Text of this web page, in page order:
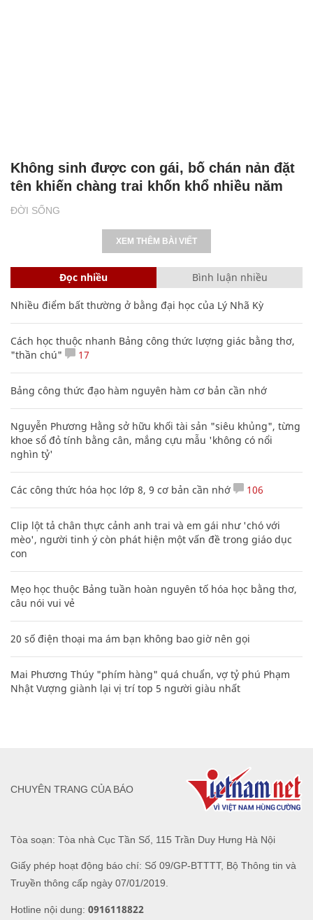
ĐỜI SỐNG
Không sinh được con gái, bố chán nản đặt
tên khiến chàng trai khốn khổ nhiều năm
XEM THÊM BÀI VIẾT
Đọc nhiều Bình luận nhiều
Nhiều điểm bất thường ở bằng đại học của Lý Nhã Kỳ
Cách học thuộc nhanh Bảng công thức lượng giác bằng thơ,
"thần chú"
17
Bảng công thức đạo hàm nguyên hàm cơ bản cần nhớ
Nguyễn Phương Hằng sở hữu khối tài sản "siêu khủng", từng
khoe sổ đỏ tính bằng cân, mắng cựu mẫu 'không có nổi
nghìn tỷ'
Các công thức hóa học lớp 8, 9 cơ bản cần nhớ 106
Clip lột tả chân thực cảnh anh trai và em gái như 'chó với
mèo', người tinh ý còn phát hiện một vấn đề trong giáo dục
con
Mẹo học thuộc Bảng tuần hoàn nguyên tố hóa học bằng thơ,
câu nói vui vẻ
20 số điện thoại ma ám bạn không bao giờ nên gọi
Mai Phương Thúy "phím hàng" quá chuẩn, vợ tỷ phú Phạm
Nhật Vượng giành lại vị trí top 5 người giàu nhất
Tòa soạn: Tòa nhà Cục Tần Số, 115 Trần Duy Hưng Hà Nội
Giấy phép hoạt động báo chí: Số 09/GP-BTTTT, Bộ Thông tin và
Truyền thông cấp ngày 07/01/2019.
Hotline nội dung: 0916118822
CHUYÊN TRANG CỦA BÁO